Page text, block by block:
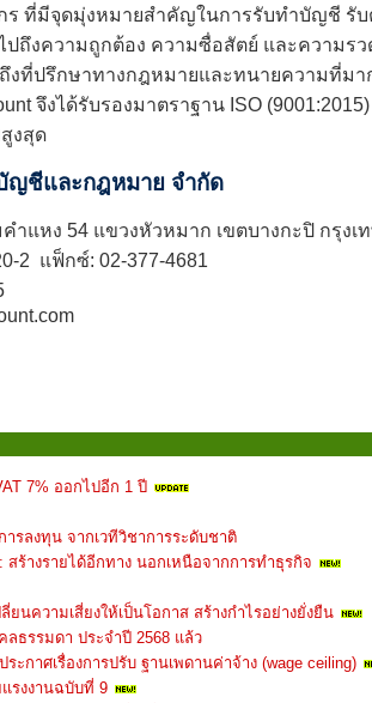
ร ที่มีจุดมุ่งหมายสำคัญในการรับทำบัญชี รั
ถึงความถูกต้อง ความซื่อสัตย์ และความร
ที่ปรึกษาทางกฎหมายและทนายความที่มา
จึงได้รับรองมาตราฐาน ISO
งสุด
ญชีและกฎหมาย จำกัด
คำแหง 54 แขวงหัวหมาก เขตบางกะปิ กรุง
-2 แฟ็กซ์: 02-377-4681
7% ออกไปอีก 1 ปี
ารลงทุน จากเวทีวิชาการระดับชาติ
สร้างรายได้อีกทาง นอกเหนือจากการทำธุรกิจ
ยนความเสี่ยงให้เป็นโอกาส สร้างกำไรอย่างยั่งยืน
ลธรรมดา ประจำปี 2568 แล้ว
ะกาศเรื่องการปรับ ฐานเพดานค่าจ้าง (wage ceiling)
รงงานฉบับที่ 9